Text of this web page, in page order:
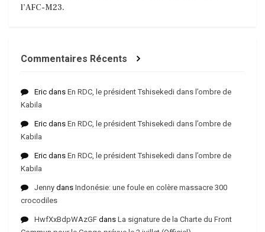
l’AFC-M23.
Commentaires Récents
Eric dans En RDC, le président Tshisekedi dans l’ombre de
Kabila
Eric dans En RDC, le président Tshisekedi dans l’ombre de
Kabila
Eric dans En RDC, le président Tshisekedi dans l’ombre de
Kabila
Jenny dans Indonésie: une foule en colère massacre 300
crocodiles
HwfXxBdpWAzGF dans La signature de la Charte du Front